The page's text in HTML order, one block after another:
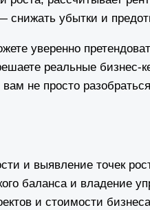
убытки и
уверенно
реальные
не просто
и выявление точек
баланса и владение
и стоимости